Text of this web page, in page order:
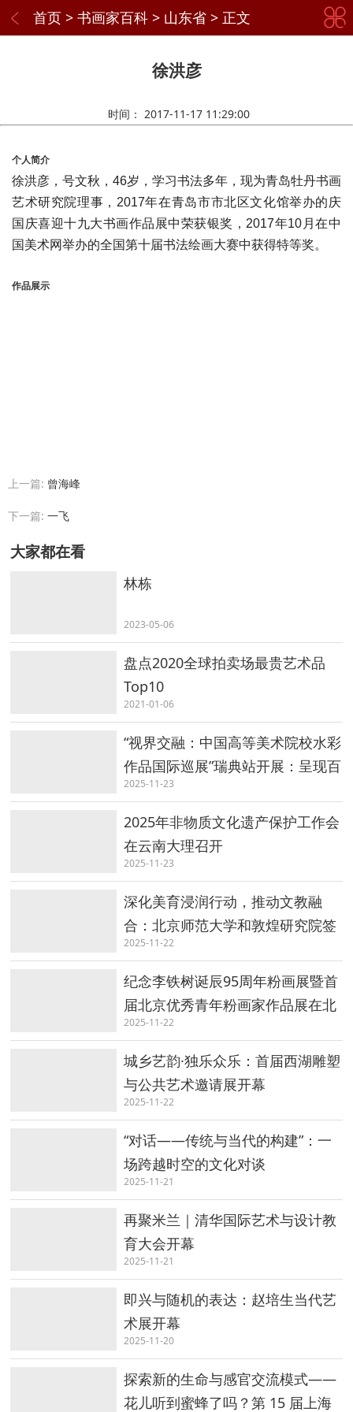
首页 > 书画家百科 > 山东省 > 正文
徐洪彦
时间： 2017-11-17 11:29:00
个人简介
徐洪彦，号文秋，46岁，学习书法多年，现为青岛牡丹书画
艺术研究院理事，2017年在青岛市市北区文化馆举办的庆
国庆喜迎十九大书画作品展中荣获银奖，2017年10月在中
国美术网举办的全国第十届书法绘画大赛中获得特等奖。
作品展示
上一篇: 曾海峰
下一篇: 一飞
大家都在看
林栋
2023-05-06
盘点2020全球拍卖场最贵艺术品
Top10
2021-01-06
“视界交融：中国高等美术院校水彩
作品国际巡展”瑞典站开展：呈现百
年中国水彩的当代嬗变
2025-11-23
2025年非物质文化遗产保护工作会
在云南大理召开
2025-11-23
深化美育浸润行动，推动文教融
合：北京师范大学和敦煌研究院签
署合作协议
2025-11-22
纪念李铁树诞辰95周年粉画展暨首
届北京优秀青年粉画家作品展在北
京开幕
2025-11-22
城乡艺韵·独乐众乐：首届西湖雕塑
与公共艺术邀请展开幕
2025-11-22
“对话——传统与当代的构建”：一
场跨越时空的文化对谈
2025-11-21
再聚米兰｜清华国际艺术与设计教
育大会开幕
2025-11-21
即兴与随机的表达：赵培生当代艺
术展开幕
2025-11-20
探索新的生命与感官交流模式——
花儿听到蜜蜂了吗？第 15 届上海